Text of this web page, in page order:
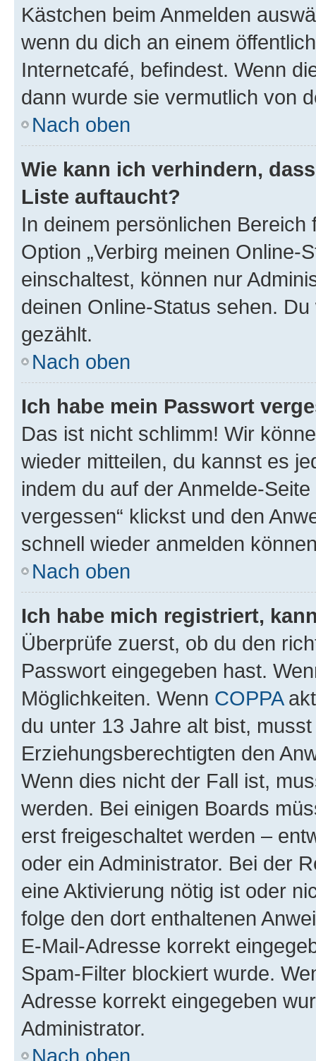
Kästchen beim Anmelden
wenn du dich an einem
Internetcafé, befindest. Wenn
dann wurde sie vermutlich von
Nach oben
Wie kann ich verhindern,
Liste auftaucht?
In deinem persönlichen
Option „Verbirg meinen Online-
einschaltest, können nur
deinen Online-Status sehen.
gezählt.
Nach oben
Ich habe mein Passwort
Das ist nicht schlimm! Wir
wieder mitteilen, du kannst es
indem du auf der Anmelde-
vergessen“ klickst und den
schnell wieder anmelden
Nach oben
Ich habe mich registriert,
Überprüfe zuerst, ob du den
Passwort eingegeben hast.
Möglichkeiten. Wenn COPPA
du unter 13 Jahre alt bist,
Erziehungsberechtigten den
Wenn dies nicht der Fall ist,
werden. Bei einigen Boards
erst freigeschaltet werden –
oder ein Administrator. Bei der
eine Aktivierung nötig ist oder
folge den dort enthaltenen
E-Mail-Adresse korrekt
Spam-Filter blockiert wurde.
Adresse korrekt eingegeben
Administrator.
Nach oben